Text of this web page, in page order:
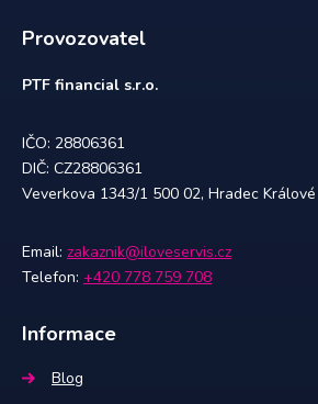
Provozovatel
PTF financial s.r.o.
IČO: 28806361
DIČ: CZ28806361
Veverkova 1343/1 500 02, Hradec Králové
Email: zakaznik@iloveservis.cz
Telefon: +420 778 759 708
Informace
Blog